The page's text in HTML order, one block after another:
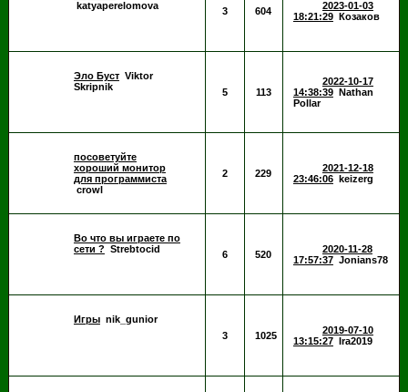
katyaperelomova
3 604
2023-01-03
18:21:29
Козаков
Эло Буст Viktor
Skripnik
5 113
2022-10-17
14:38:39
Nathan
Pollar
посоветуйте
хороший монитор
для программиста
crowl
2 229
2021-12-18
23:46:06
keizerg
Во что вы играете по
сети ? Strebtocid 6 520
2020-11-28
17:57:37 Jonians78
Игры nik_gunior
3
1025
2019-07-10
13:15:27
Ira2019